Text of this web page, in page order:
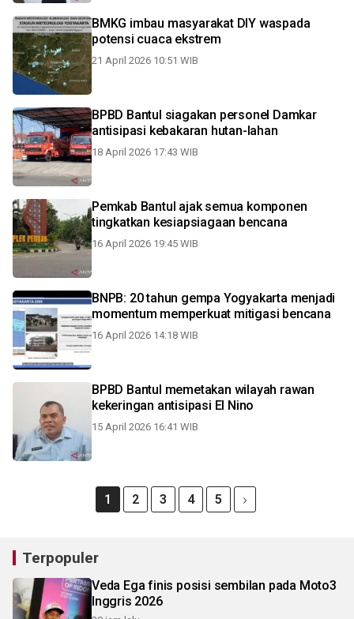
BMKG imbau masyarakat DIY waspada
potensi cuaca ekstrem
21 April 2026 10:51 WIB
BPBD Bantul siagakan personel Damkar
antisipasi kebakaran hutan-lahan
18 April 2026 17:43 WIB
Pemkab Bantul ajak semua komponen
tingkatkan kesiapsiagaan bencana
16 April 2026 19:45 WIB
BNPB: 20 tahun gempa Yogyakarta menjadi
momentum memperkuat mitigasi bencana
16 April 2026 14:18 WIB
BPBD Bantul memetakan wilayah rawan
kekeringan antisipasi El Nino
15 April 2026 16:41 WIB
1 2 3 4 5
Terpopuler
Veda Ega finis posisi sembilan pada Moto3
Inggris 2026